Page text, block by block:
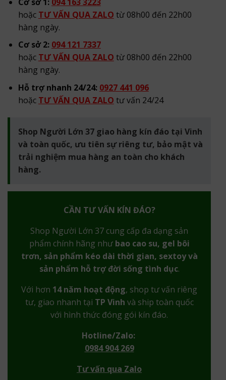
hoặc TƯ VẤN QUA ZALO từ 08h00 đến 22h00
hàng ngày.
Cơ sở 2: 094 121 7337
hoặc TƯ VẤN QUA ZALO từ 08h00 đến 22h00
hàng ngày.
Hỗ trợ nhanh 24/24: 0927 441 096
hoặc TƯ VẤN QUA ZALO tư vấn 24/24
Shop Người Lớn 37 giao hàng kín đáo tại Vinh
và toàn quốc, ưu tiên sự riêng tư, bảo mật và
trải nghiệm mua hàng an toàn cho khách
hàng.
CẦN TƯ VẤN KÍN ĐÁO?
Shop Người Lớn 37 cung cấp đa dạng sản
phẩm chính hãng như bao cao su, gel bôi
trơn, sản phẩm kéo dài thời gian, sextoy và
sản phẩm hỗ trợ đời sống tình dục.
Với hơn 14 năm hoạt động, shop tư vấn riêng
tư, giao nhanh tại TP Vinh và ship toàn quốc
với hình thức đóng gói kín đáo.
Hotline/Zalo:
0984 904 269
Tư vấn qua Zalo